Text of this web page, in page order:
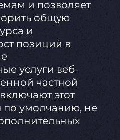
и позволяет
общую
и
позиций в
услуги веб-
частной
этот
умолчанию, не